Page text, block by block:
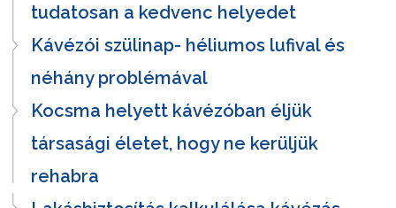
tudatosan a kedvenc helyedet
Kávézói szülinap- héliumos lufival és
néhány problémával
Kocsma helyett kávézóban éljük
társasági életet, hogy ne kerüljük
rehabra